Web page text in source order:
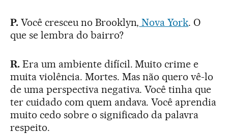
P.Você cresceu no Brooklyn, Nova York. O
que se lembra do bairro?
R.Era um ambiente difícil. Muito crime e
muita violência. Mortes. Mas não quero vê-lo
de uma perspectiva negativa. Você tinha que
ter cuidado com quem andava. Você aprendia
muito cedo sobre o significado da palavra
respeito.